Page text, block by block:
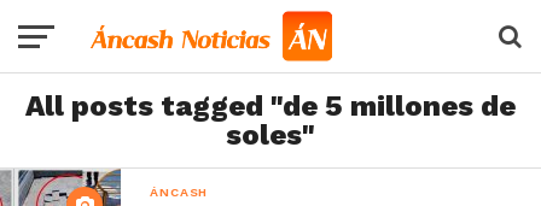
All posts tagged "de 5 millones de
soles"
ÁNCASH